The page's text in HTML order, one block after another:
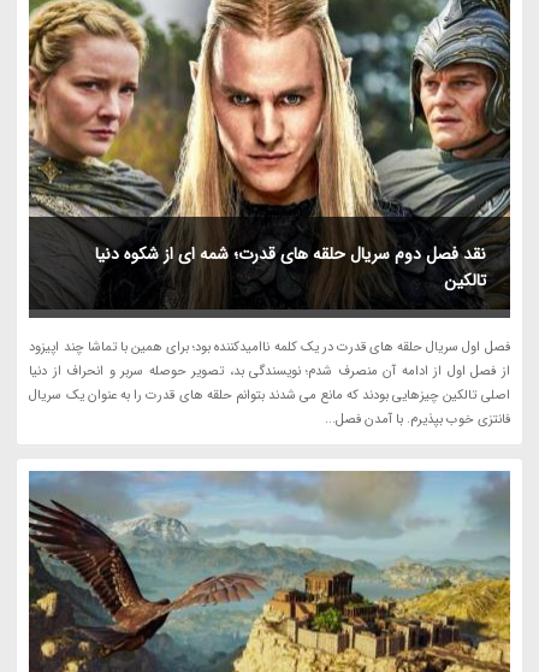
نقد فصل دوم سریال حلقه های قدرت؛ شمه ای از شکوه دنیا
تالکین
فصل اول سریال حلقه های قدرت در یک کلمه ناامیدکننده بود؛ برای همین با تماشا چند اپیزود
از فصل اول از ادامه آن منصرف شدم؛ نویسندگی بد، تصویر حوصله سربر و انحراف از دنیا
اصلی تالکین چیزهایی بودند که مانع می شدند بتوانم حلقه های قدرت را به عنوان یک سریال
فانتزی خوب بپذیرم. با آمدن فصل...